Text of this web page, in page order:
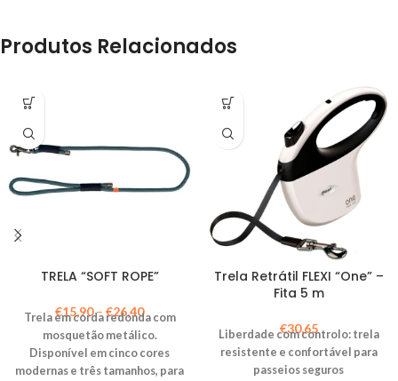
Produtos Relacionados
TRELA “SOFT ROPE”
€15,90–€26,40
Trela em corda redonda com
mosquetão metálico.
Disponível em cinco cores
modernas e três tamanhos, para
Trela Retrátil FLEXI “One” –
Fita 5 m
€30,65
Liberdade com controlo: trela
resistente e confortável para
passeios seguros